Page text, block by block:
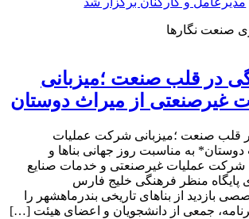
صنعت نگارها
در قلب صنعت ؛میزبانی
غیرصنعتی از میراث دوستان
قلب صنعت ؛میزبانی شرکت عملیات
به مناسبت روز جهانی بناها و
شرکت عملیات غیرصنعتی و خدمات صنایع
پایگاه منظر فرهنگی خلیج فارس
بازدید از بناهای تاریخی بندرماهشهر را
جمعی از دانشجویان و اعضای هیئت […]